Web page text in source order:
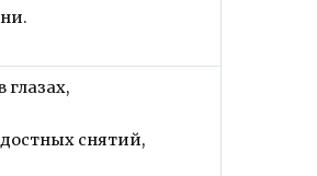
глазах,
снятий,